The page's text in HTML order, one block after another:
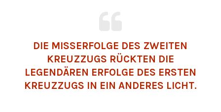
DIE MISSERFOLGE DES ZWEITEN
KREUZZUGS RÜCKTEN DIE
LEGENDÄREN ERFOLGE DES ERSTEN
KREUZZUGS IN EIN ANDERES LICHT.